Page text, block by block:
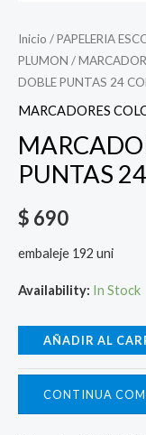
Inicio /PAPELERIA
PLUMON /
DOBLE PUNTAS 24
MARCADORES
PUNTAS
$ 690
embaleje 192 uni
Availability: In Stock
AÑADIR AL
CONTINUA